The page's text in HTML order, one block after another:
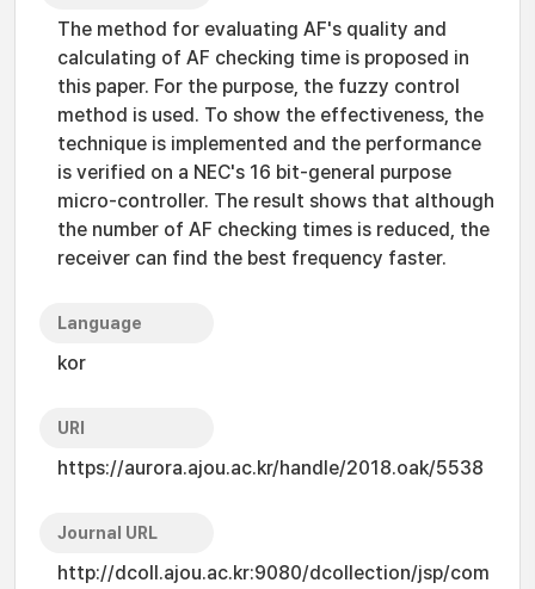
The method for evaluating AF's quality and
calculating of AF checking time is proposed in
this paper. For the purpose, the fuzzy control
method is used. To show the effectiveness, the
technique is implemented and the performance
is verified on a NEC's 16 bit-general purpose
micro-controller. The result shows that although
the number of AF checking times is reduced, the
receiver can find the best frequency faster.
Language
kor
URI
https://aurora.ajou.ac.kr/handle/2018.oak/5538
Journal URL
http://dcoll.ajou.ac.kr:9080/dcollection/jsp/com